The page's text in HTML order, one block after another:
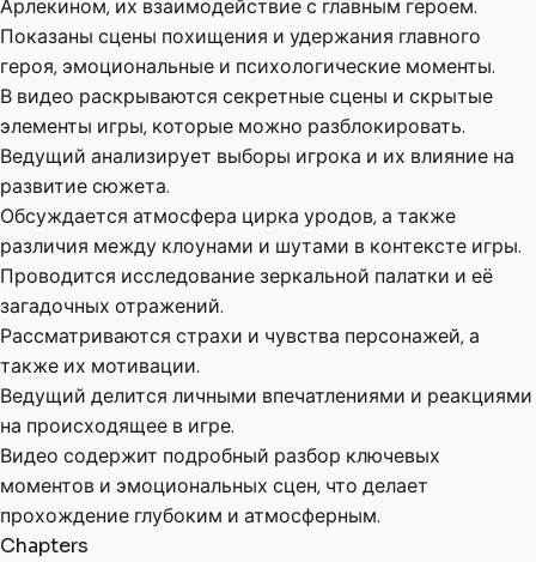
Арлекином, их взаимодействие с главным героем.
Показаны сцены похищения и удержания главного
героя, эмоциональные и психологические моменты.
В видео раскрываются секретные сцены и скрытые
элементы игры, которые можно разблокировать.
Ведущий анализирует выборы игрока и их влияние на
развитие сюжета.
Обсуждается атмосфера цирка уродов, а также
различия между клоунами и шутами в контексте игры.
Проводится исследование зеркальной палатки и её
загадочных отражений.
Рассматриваются страхи и чувства персонажей, а
также их мотивации.
Ведущий делится личными впечатлениями и реакциями
на происходящее в игре.
Видео содержит подробный разбор ключевых
моментов и эмоциональных сцен, что делает
прохождение глубоким и атмосферным.
Chapters